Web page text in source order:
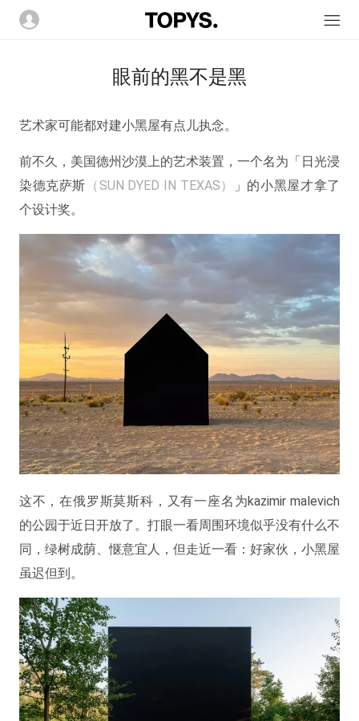
眼前的黑不是黑
艺术家可能都对建小黑屋有点儿执念。
前不久，美国德州沙漠上的艺术装置，一个名为「日光浸
染德克萨斯 （SUN DYED IN TEXAS）
」的小黑屋才拿了
个设计奖。
这不，在俄罗斯莫斯科，又有一座名为kazimir malevich
的公园于近日开放了。打眼一看周围环境似乎没有什么不
同，绿树成荫、惬意宜人，但走近一看：好家伙，小黑屋
虽迟但到。